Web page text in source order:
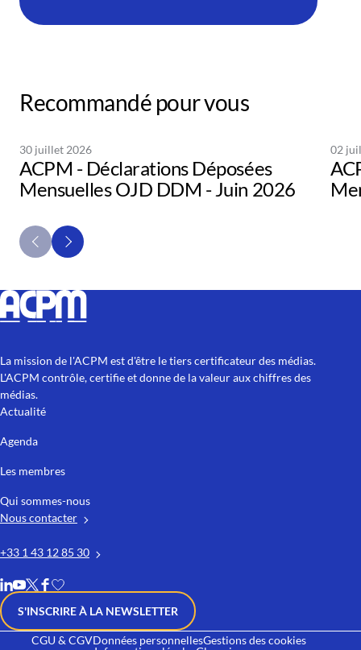
Recommandé pour vous
30 juillet 2026
ACPM - Déclarations Déposées
Mensuelles OJD DDM - Juin 2026
02
La mission de l'ACPM est d'être le tiers certificateur des médias.
L'ACPM contrôle, certifie et donne de la valeur aux chiffres des
médias.
Actualité
Agenda
Les membres
Qui sommes-nous
Nous contacter
+33 1 43 12 85 30
S'INSCRIRE À LA NEWSLETTER
CGU & CGVDonnées personnellesGestions des cookies